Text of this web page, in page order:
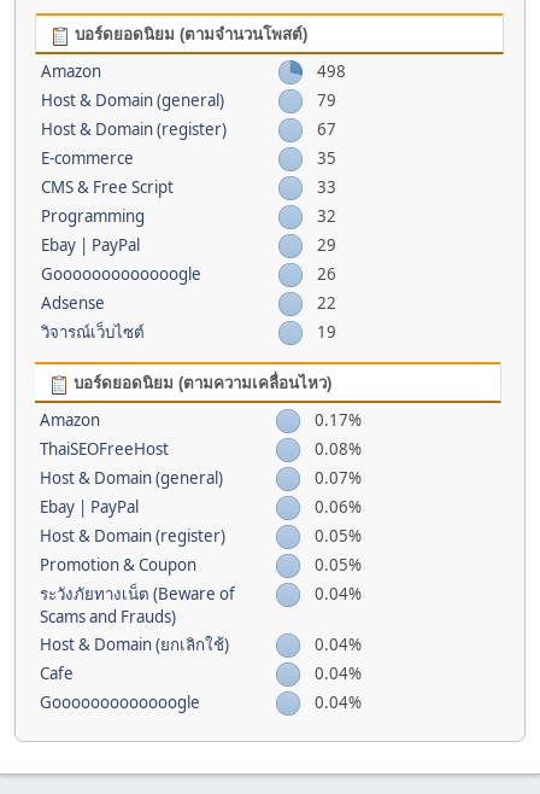
บอร์ดยอดนิยม (ตามจำนวนโพสต์)
Amazon
498
Host & Domain (general)
79
Host & Domain (register)
67
E-commerce
35
CMS & Free Script
33
Programming
32
Ebay | PayPal
29
Gooooooooooooogle
26
Adsense
22
วิจารณ์เว็บไซต์
19
บอร์ดยอดนิยม (ตามความเคลื่อนไหว)
Amazon
0.17%
ThaiSEOFreeHost
0.08%
Host & Domain (general)
0.07%
Ebay | PayPal
0.06%
Host & Domain (register)
0.05%
Promotion & Coupon
0.05%
ระวังภัยทางเน็ต (Beware of
Scams and Frauds)
0.04%
Host & Domain (ยกเลิกใช้)
0.04%
Cafe
0.04%
Gooooooooooooogle
0.04%